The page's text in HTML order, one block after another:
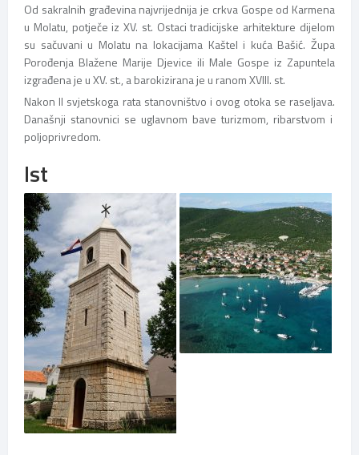
Od sakralnih građevina najvrijednija je crkva Gospe od Karmena
u Molatu, potječe iz XV. st. Ostaci tradicijske arhitekture dijelom
su sačuvani u Molatu na lokacijama Kaštel i kuća Bašić. Župa
Porođenja Blažene Marije Djevice ili Male Gospe iz Zapuntela
izgrađena je u XV. st., a barokizirana je u ranom XVIII. st.
Nakon II svjetskoga rata stanovništvo i ovog otoka se raseljava.
Današnji stanovnici se uglavnom bave turizmom, ribarstvom i
poljoprivredom.
Ist